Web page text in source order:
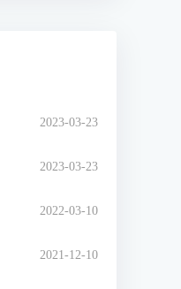
2023-03-23
2023-03-23
2022-03-10
2021-12-10